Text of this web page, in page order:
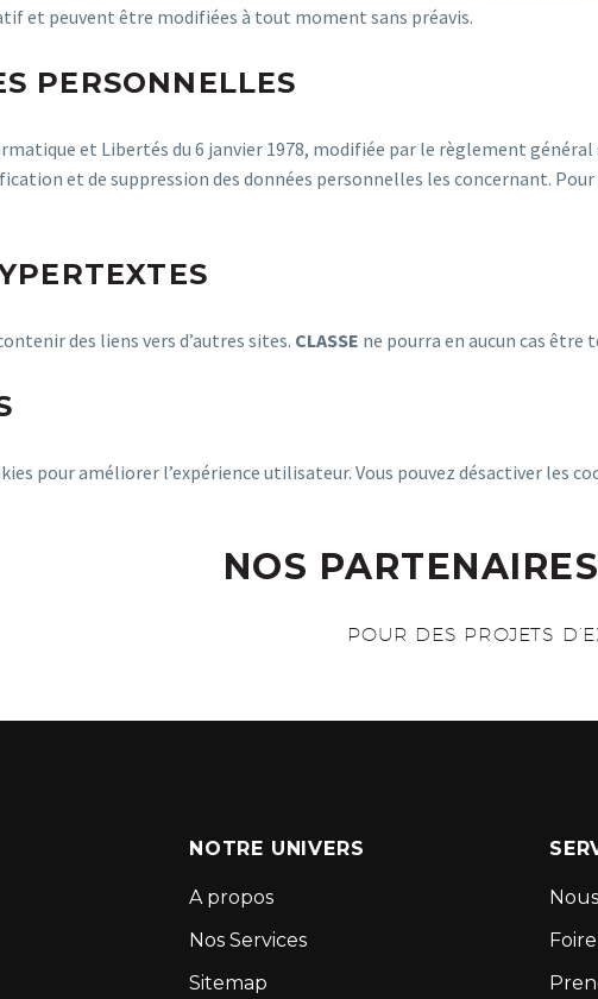
et peuvent être modifiées à tout moment sans préavis.
PERSONNELLES
et Libertés du 6 janvier 1978, modifiée par le règlement
et de suppression des données personnelles les concernant.
des liens vers d’autres sites. CLASSE ne pourra en aucun cas être
pour améliorer l’expérience utilisateur. Vous pouvez désactiver les
NOS
POUR DES PROJETS
NOTRE UNIVERS
A propos
Nos Services
Sitemap